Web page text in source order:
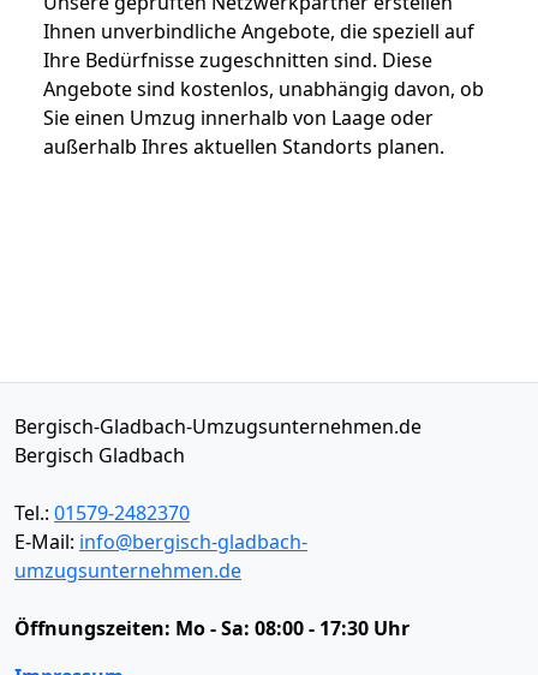
Ihnen unverbindliche Angebote, die speziell auf
Ihre Bedürfnisse zugeschnitten sind. Diese
Angebote sind kostenlos, unabhängig davon, ob
Sie einen Umzug innerhalb von Laage oder
außerhalb Ihres aktuellen Standorts planen.
Bergisch-Gladbach-Umzugsunternehmen.de
Bergisch Gladbach
Tel.: 01579-2482370
E-Mail: info@bergisch-gladbach-
umzugsunternehmen.de
Öffnungszeiten: Mo - Sa: 08:00 - 17:30 Uhr